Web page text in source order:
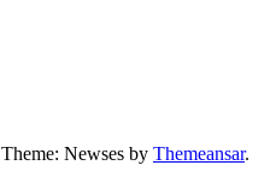
Theme: Newses by Themeansar.